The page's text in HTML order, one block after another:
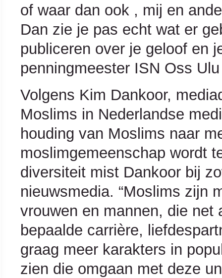
of waar dan ook , mij en
Dan zie je pas echt wat er
publiceren over je geloof en
penningmeester ISN Oss
Volgens Kim Dankoor,
Moslims in Nederlandse
houding van Moslims naar
moslimgemeenschap wordt
diversiteit mist Dankoor bij
nieuwsmedia. “Moslims zijn
vrouwen en mannen, die
bepaalde carrière,
graag meer karakters in
zien die omgaan met deze